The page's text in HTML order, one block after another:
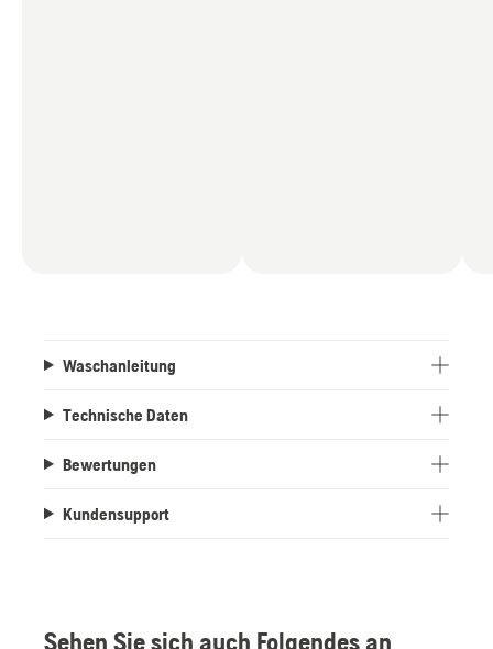
Waschanleitung
Technische Daten
Bewertungen
Kundensupport
Sehen Sie sich auch Folgendes an